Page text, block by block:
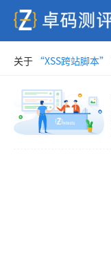
关于 “XSS跨站脚本”